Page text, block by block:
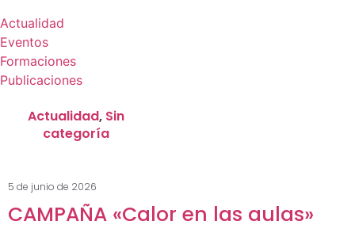
Actualidad
Eventos
Formaciones
Publicaciones
Actualidad, Sin
categoría
5 de junio de 2026
CAMPAÑA «Calor en las aulas»